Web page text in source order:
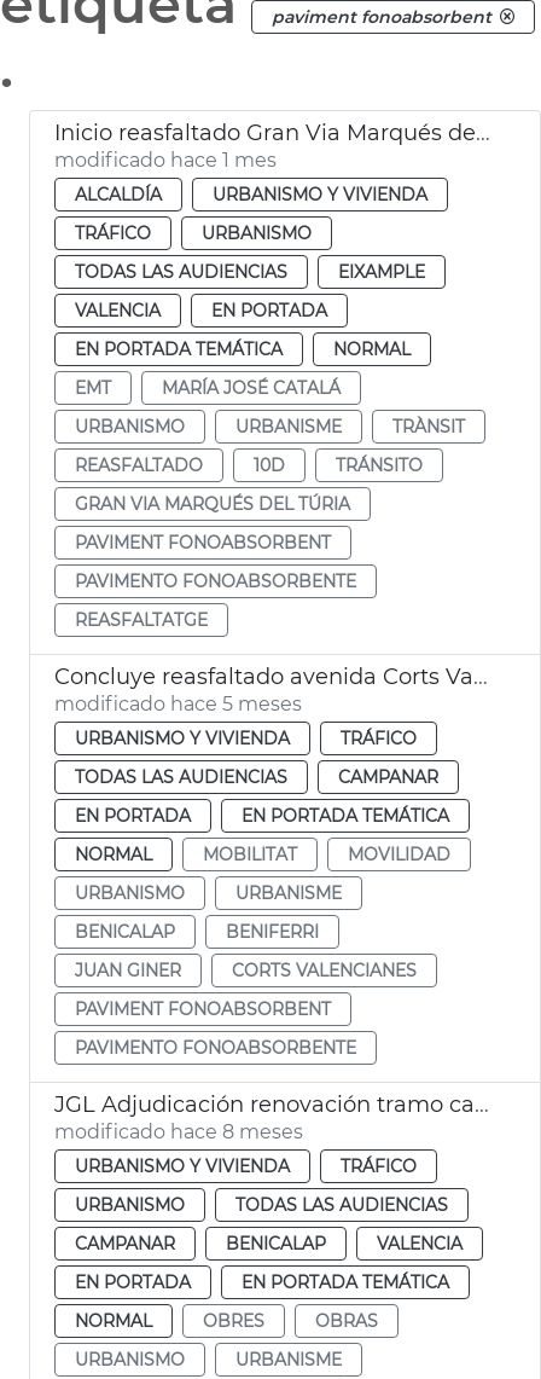
paviment fonoabsorbent
.
Inicio reasfaltado Gran Via Marqués del Túria
modificado hace 1 mes
ALCALDÍA
URBANISMO Y VIVIENDA
TRÁFICO
URBANISMO
TODAS LAS AUDIENCIAS
EIXAMPLE
VALENCIA
EN PORTADA
EN PORTADA TEMÁTICA
NORMAL
EMT
MARÍA JOSÉ CATALÁ
URBANISMO
URBANISME
TRÀNSIT
REASFALTADO
10D
TRÁNSITO
GRAN VIA MARQUÉS DEL TÚRIA
PAVIMENT FONOABSORBENT
PAVIMENTO FONOABSORBENTE
REASFALTATGE
Concluye reasfaltado avenida Corts Valencianes
modificado hace 5 meses
URBANISMO Y VIVIENDA
TRÁFICO
TODAS LAS AUDIENCIAS
CAMPANAR
EN PORTADA
EN PORTADA TEMÁTICA
NORMAL
MOBILITAT
MOVILIDAD
URBANISMO
URBANISME
BENICALAP
BENIFERRI
JUAN GINER
CORTS VALENCIANES
PAVIMENT FONOABSORBENT
PAVIMENTO FONOABSORBENTE
JGL Adjudicación renovación tramo calzada las Cortes Valencianas
modificado hace 8 meses
URBANISMO Y VIVIENDA
TRÁFICO
URBANISMO
TODAS LAS AUDIENCIAS
CAMPANAR
BENICALAP
VALENCIA
EN PORTADA
EN PORTADA TEMÁTICA
NORMAL
OBRES
OBRAS
URBANISMO
URBANISME